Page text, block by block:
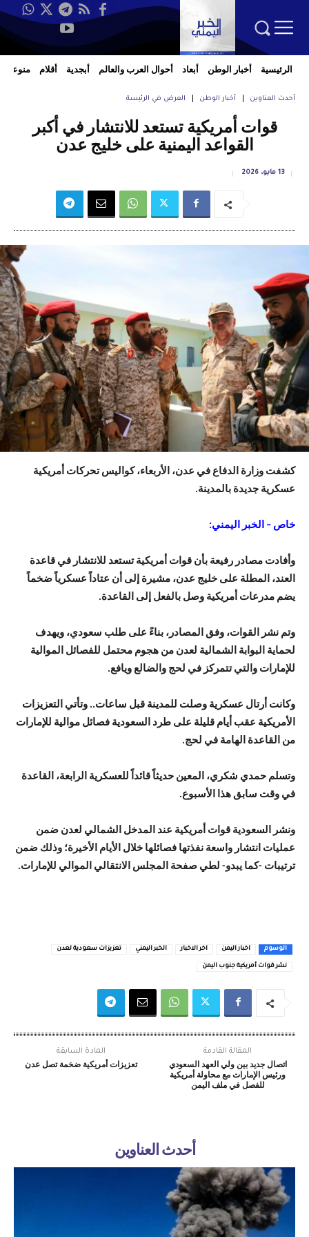
الرئيسية أخبار الوطن أبعاد أحوال العرب والعالم أبجدية أقلام منوعات
أحدث العناوين أخبار الوطن العرض في الرئيسة
قوات أمريكية تستعد للانتشار في أكبر
القواعد اليمنية على خليج عدن
13 مايو، 2026
كشفت وزارة الدفاع في عدن، الأربعاء، كواليس تحركات أمريكية
عسكرية جديدة بالمدينة.
خاص – الخبر اليمني:
وأفادت مصادر رفيعة بأن قوات أمريكية تستعد للانتشار في قاعدة
العند، المطلة على خليج عدن، مشيرة إلى أن عتاداً عسكرياً ضخماً
يضم مدرعات أمريكية وصل بالفعل إلى القاعدة.
وتم نشر القوات، وفق المصادر، بناءً على طلب سعودي، ويهدف
لحماية البوابة الشمالية لعدن من هجوم محتمل للفصائل الموالية
للإمارات والتي تتمركز في لحج والضالع ويافع.
وكانت أرتال عسكرية وصلت للمدينة قبل ساعات.. وتأتي التعزيزات
الأمريكية عقب أيام قليلة على طرد السعودية فصائل موالية للإمارات
من القاعدة الهامة في لحج.
وتسلم حمدي شكري، المعين حديثاً قائداً للعسكرية الرابعة، القاعدة
في وقت سابق هذا الأسبوع.
ونشر السعودية قوات أمريكية عند المدخل الشمالي لعدن ضمن
عمليات انتشار واسعة نفذتها فصائلها خلال الأيام الأخيرة؛ وذلك ضمن
ترتيبات -كما يبدو- لطي صفحة المجلس الانتقالي الموالي للإمارات.
الوسوم اخبار اليمن اخر الاخبار الخبر اليمني تعزيزات سعودية لعدن
نشر قوات أمريكية جنوب اليمن
المادة السابقة
تعزيزات أمريكية ضخمة تصل عدن
المقالة القادمة
اتصال جديد بين ولي العهد السعودي
ورئيس الإمارات مع محاولة أمريكية
للفصل في ملف اليمن
أحدث العناوين